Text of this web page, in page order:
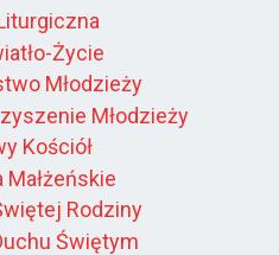
Życie
Młodzieży
Młodzieży
Kościół
Małżeńskie
Rodziny
Świętym